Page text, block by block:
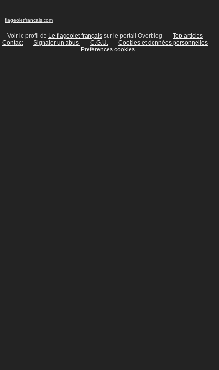
flageoletfrancais .com
Voir le profil de Le flageolet français sur le portail Overblog
Top articles
Contact
Signaler un abus C.G.U.
Cookies et données personnelles
Préférences cookies